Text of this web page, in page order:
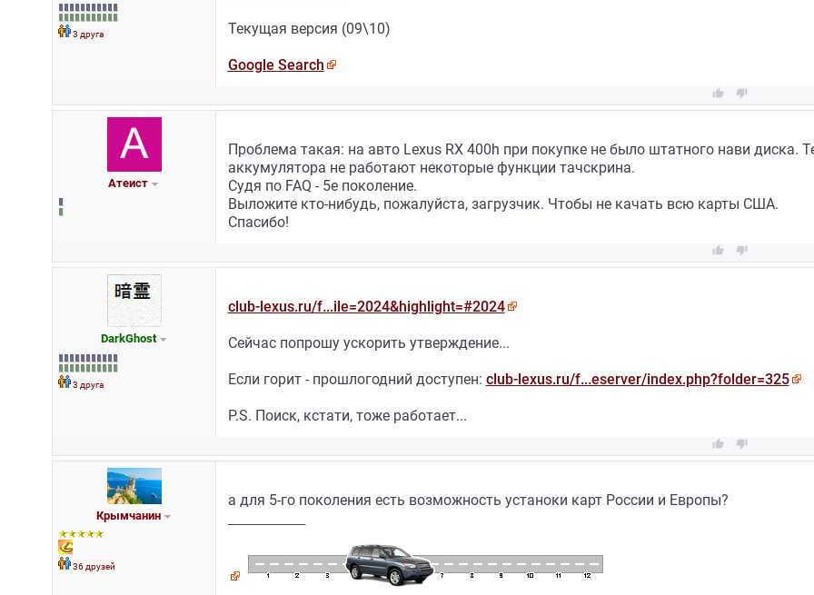
3 друга Текущая версия (09\10)
Google Search
 
Атеист
Проблема такая: на авто Lexus RX 400h при покупке не было штатного нави диска.
аккумулятора не работают некоторые функции тачскрина.
Судя по FAQ - 5е поколение.
Выложите кто-нибудь, пожалуйста, загрузчик. Чтобы не качать всю карты США.
Спасибо!
 
DarkGhost
3 друга
club-lexus.ru/f...ile=2024&highlight=#2024
Сейчас попрошу ускорить утверждение...
Если горит - прошлогодний доступен: club-lexus.ru/f...eserver/index.php?folder=325
P.S. Поиск, кстати, тоже работает...
 
Крымчанин
36 друзей
а для 5-го поколения есть возможность устаноки карт России и Европы?